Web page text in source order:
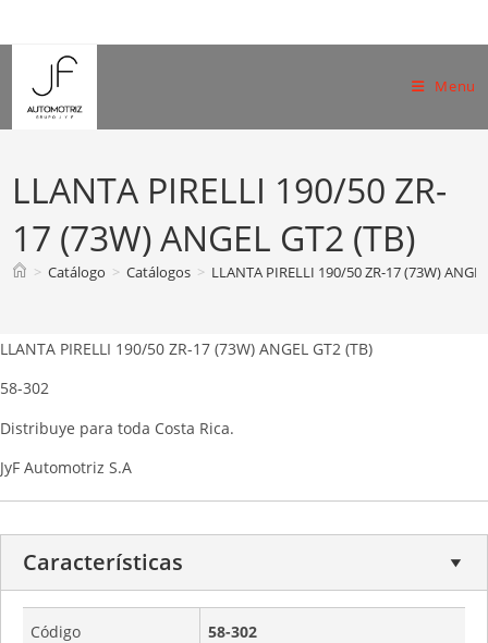
to
content
Menu
LLANTA PIRELLI 190/50 ZR-
17 (73W) ANGEL GT2 (TB)
> Catálogo > Catálogos > LLANTA PIRELLI 190/50 ZR-17 (73W)
LLANTA PIRELLI 190/50 ZR-17 (73W) ANGEL GT2 (TB)
58-302
Distribuye para toda Costa Rica.
JyF Automotriz S.A
Características
Código 58-302